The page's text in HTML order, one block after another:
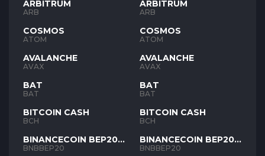
ARBITRUM
ARB
COSMOS
ATOM
AVALANCHE
AVAX
BAT
BAT
BITCOIN CASH
BCH
BINANCECOIN BEP20
BNB
BNBBEP20
ARBITRUM
ARB
COSMOS
ATOM
AVALANCHE
AVAX
BAT
BAT
BITCOIN CASH
BCH
BINANCECOIN BEP20
BNB
BNBBEP20